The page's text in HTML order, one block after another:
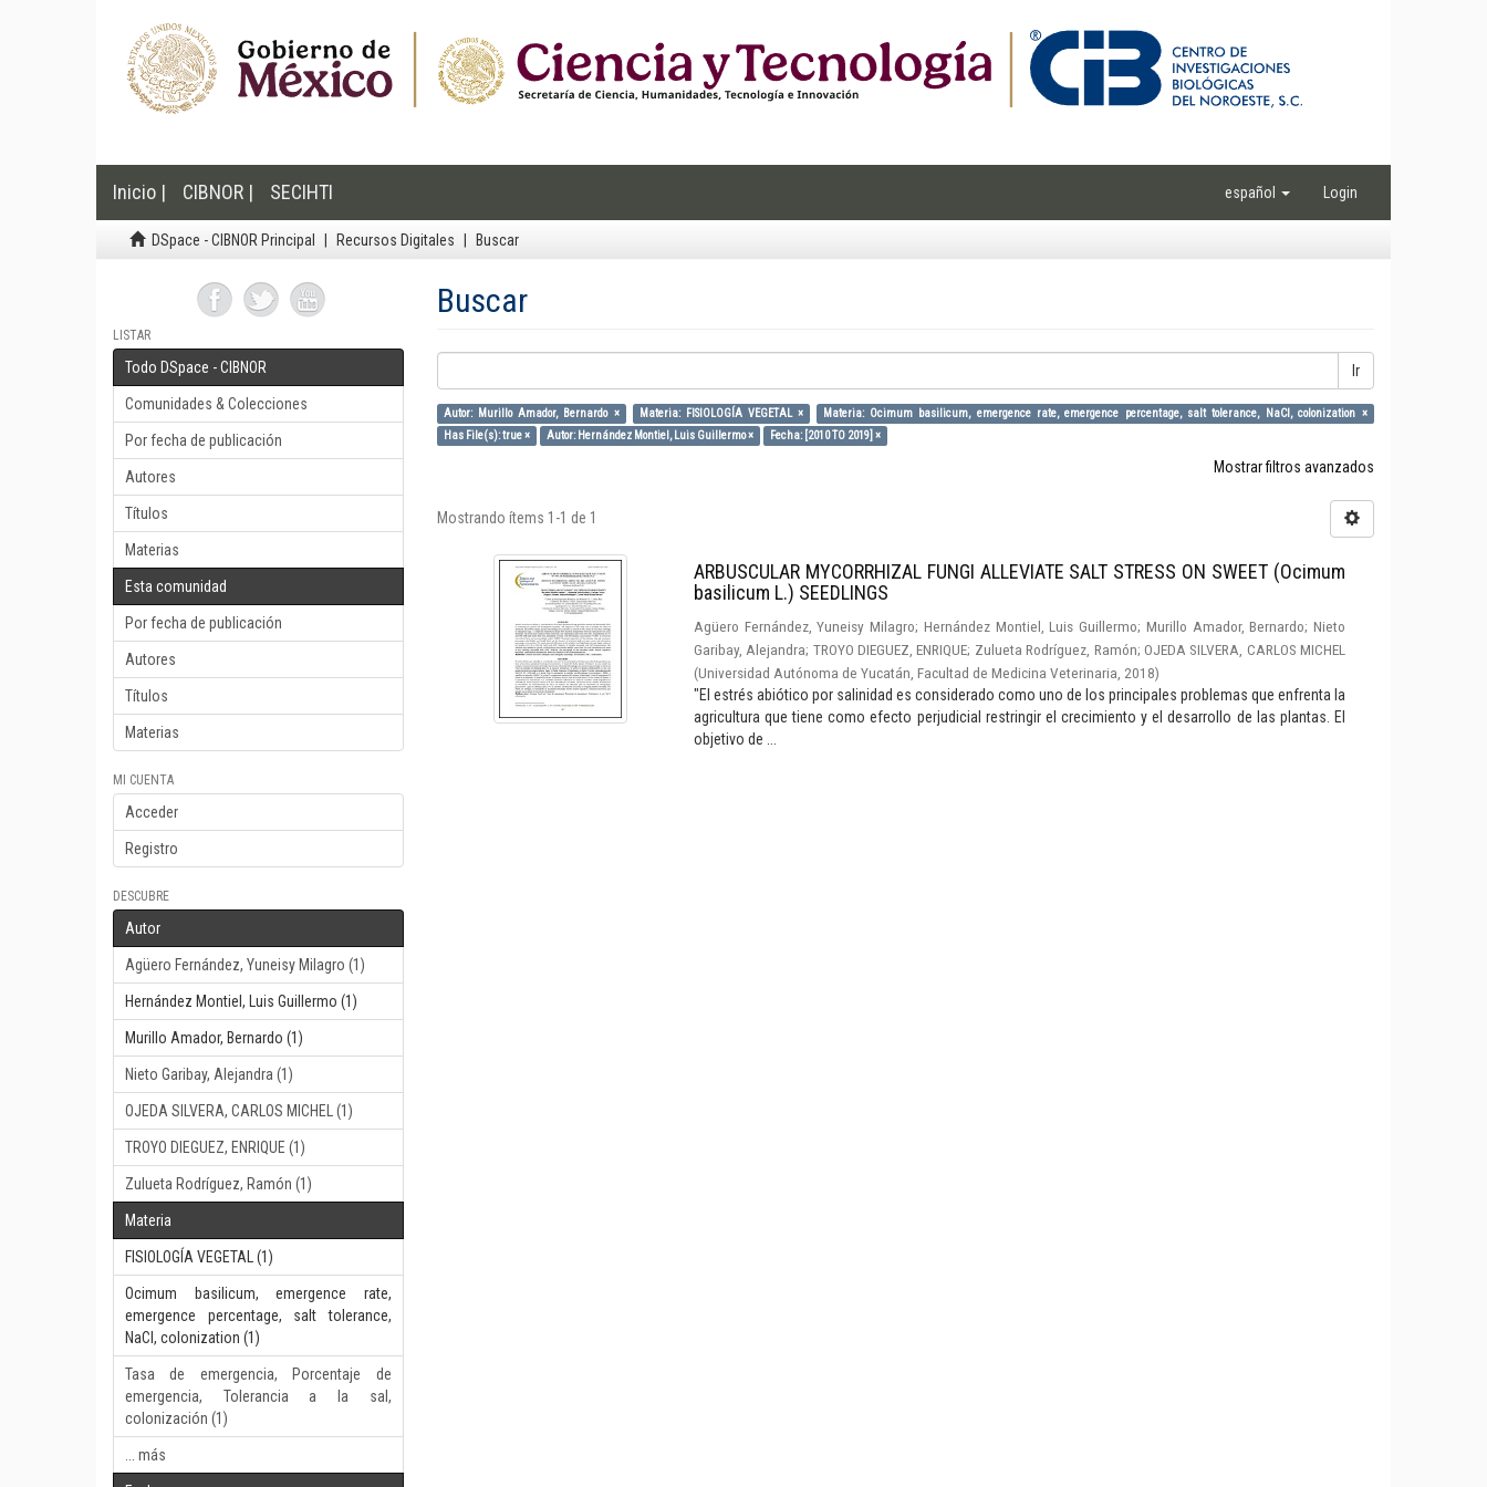
Inicio | CIBNOR | SECIHTI español Login
DSpace - CIBNOR Principal Recursos Digitales Buscar
LISTAR
Todo DSpace - CIBNOR
Comunidades & Colecciones
Por fecha de publicación
Autores
Títulos
Materias
Esta comunidad
Por fecha de publicación
Autores
Títulos
Materias
MI CUENTA
Acceder
Registro
DESCUBRE
Autor
Agüero Fernández, Yuneisy Milagro (1)
Hernández Montiel, Luis Guillermo (1)
Murillo Amador, Bernardo (1)
Nieto Garibay, Alejandra (1)
OJEDA SILVERA, CARLOS MICHEL (1)
TROYO DIEGUEZ, ENRIQUE (1)
Zulueta Rodríguez, Ramón (1)
Materia
FISIOLOGÍA VEGETAL (1)
Ocimum basilicum, emergence rate,
emergence percentage, salt tolerance,
NaCl, colonization (1)
Tasa de emergencia, Porcentaje de
emergencia, Tolerancia a la sal,
colonización (1)
... más
Buscar
Ir
Autor: Murillo Amador, Bernardo × Materia: FISIOLOGÍA VEGETAL ×
Materia: Ocimum basilicum, emergence rate, emergence percentage, salt tolerance, NaCl, colonization ×
Has File(s): true ×
Autor: Hernández Montiel, Luis Guillermo × Fecha: [2010 TO 2019] ×
Mostrar filtros avanzados
Mostrando ítems 1-1 de 1
ARBUSCULAR MYCORRHIZAL FUNGI ALLEVIATE SALT STRESS ON SWEET (Ocimum
basilicum L.) SEEDLINGS
Agüero Fernández, Yuneisy Milagro; Hernández Montiel, Luis Guillermo; Murillo Amador, Bernardo;Nieto
Garibay, Alejandra; TROYO DIEGUEZ, ENRIQUE; Zulueta Rodríguez, Ramón; OJEDA SILVERA, CARLOS MICHEL
(Universidad Autónoma de Yucatán, Facultad de Medicina Veterinaria 2018)
"El estrés abiótico por salinidad es considerado como uno de los principales problemas que enfrenta la
agricultura que tiene como efecto perjudicial restringir el crecimiento y el desarrollo de las plantas. El
objetivo de ...